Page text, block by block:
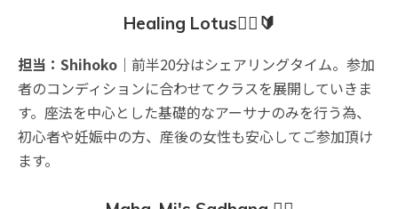
Healing Lotus🧘‍♀️🔰
担当：Shihoko ｜前半20分はシェアリングタイム。参加
者のコンディションに合わせてクラスを展開していきま
す。座法を中心とした基礎的なアーサナのみを行う為、
初心者や妊娠中の方、産後の女性も安心してご参加頂け
ます。